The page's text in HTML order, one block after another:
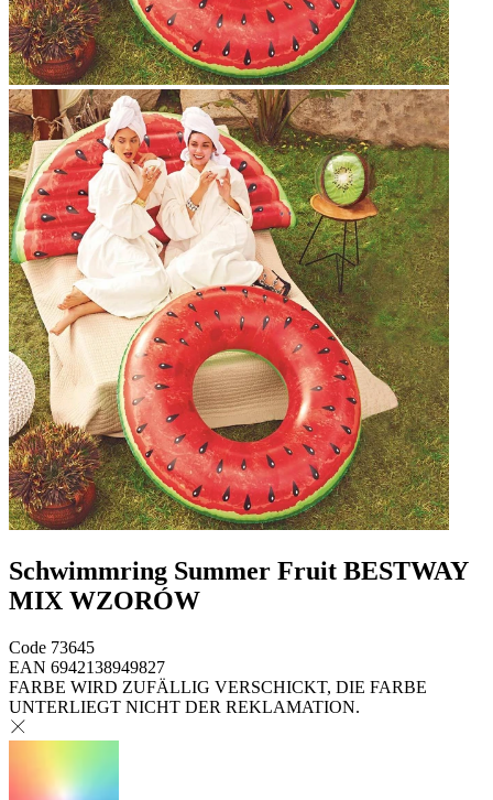
Schwimmring Summer Fruit BESTWAY
MIX WZORÓW
Code 73645
EAN 6942138949827
FARBE WIRD ZUFÄLLIG VERSCHICKT, DIE FARBE
UNTERLIEGT NICHT DER REKLAMATION.